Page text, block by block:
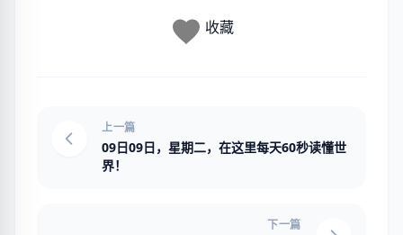
收藏
上一篇
09日09日，星期二，在这里每天60秒读懂世
界！
下一篇